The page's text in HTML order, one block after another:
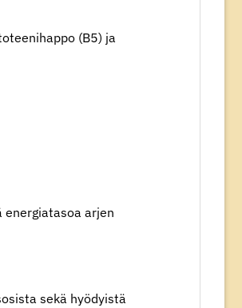
(B5) ja
energiatasoa arjen
sekä hyödyistä